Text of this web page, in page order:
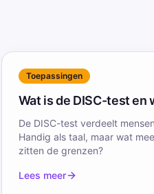
Toepassingen
Wat is de DISC-test en
De DISC-test verdeelt
Handig als taal, maar wat
zitten de grenzen?
Lees meer